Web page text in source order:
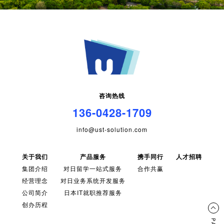
咨询热线
136-0428-1709
info@ust-solution.com
关于我们
集团介绍
经营理念
公司简介
创办历程
产品服务
对日留学一站式服务
对日业务系统开发服务
日本IT就职推荐服务
携手同行
合作共赢
人才招聘